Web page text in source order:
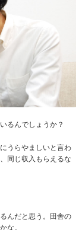
るんでしょうか？
うらやましいと言わ
同じ収入もらえるな
んだと思う。田舎の
な。